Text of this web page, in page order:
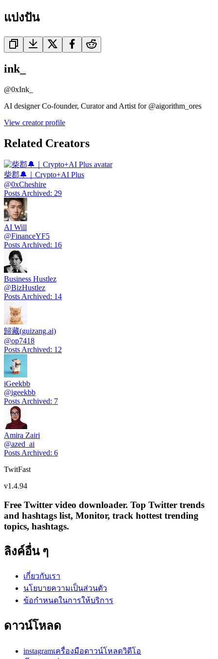
แบ่งปัน
ink_
@0xInk_
AI designer Co-founder, Curator and Artist for @aigorithm_ores
View creator profile
Related Creators
柴郡🔔｜Crypto+AI Plus
@0xCheshire
Posts Archived: 29
AI Will
@FinanceYF5
Posts Archived: 16
Business Hustlez
@BizHustlez
Posts Archived: 14
歸藏(guizang.ai)
@op7418
Posts Archived: 12
iGeekbb
@igeekbb
Posts Archived: 7
Amira Zairi
@azed_ai
Posts Archived: 6
TwitFast
v1.4.94
Free Twitter video downloader. Top Twitter trends
and hashtags list, Monitor, track hottest trending
topics, hashtags.
ลิงค์อื่น ๆ
เกี่ยวกับเรา
นโยบายความเป็นส่วนตัว
ข้อกำหนดในการให้บริการ
ดาวน์โหลด
instagramเครื่องมือดาวน์โหลดวิดีโอ